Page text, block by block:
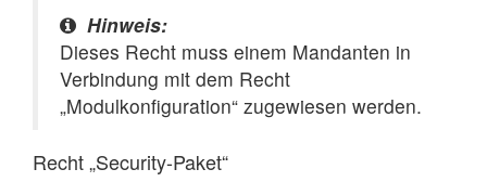
Hinweis:
Dieses Recht muss einem Mandanten in
Verbindung mit dem Recht
„Modulkonfiguration“ zugewiesen werden.
Recht „Security-Paket“